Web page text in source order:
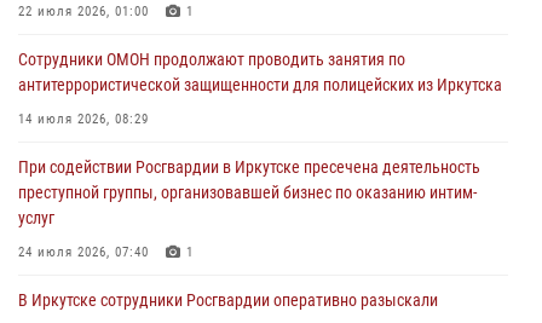
пропавшую пожилую женщину в Иркутске
30 июля 2026, 07:37
22 июля 2026, 01:00 1
Сотрудники ОМОН продолжают проводить занятия по
антитеррористической защищенности для полицейских из Иркутска
14 июля 2026, 08:29
При содействии Росгвардии в Иркутске пресечена деятельность
преступной группы, организовавшей бизнес по оказанию интим-
услуг
24 июля 2026, 07:40 1
В Иркутске сотрудники Росгвардии оперативно разыскали